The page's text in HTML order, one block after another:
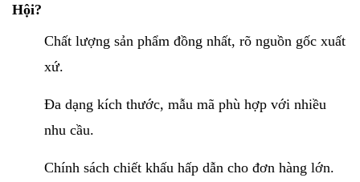
Hội?
Chất lượng sản phẩm đồng nhất, rõ nguồn gốc xuất
xứ.
Đa dạng kích thước, mẫu mã phù hợp với nhiều
nhu cầu.
Chính sách chiết khấu hấp dẫn cho đơn hàng lớn.